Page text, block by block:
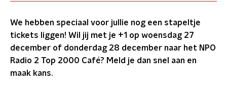
We hebben speciaal voor jullie nog een stapeltje
tickets liggen! Wil jij met je +1 op woensdag 27
december of donderdag 28 december naar het NPO
Radio 2 Top 2000 Café? Meld je dan snel aan en
maak kans.